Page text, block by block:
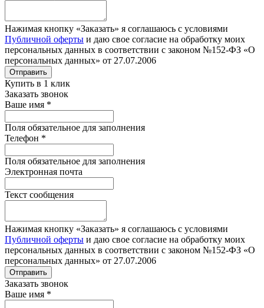
Нажимая кнопку «Заказать» я соглашаюсь с условиями
Публичной оферты и даю свое согласие на обработку моих
персональных данных в соответствии с законом №152-ФЗ «О
персональных данных» от 27.07.2006
Отправить
Купить в 1 клик
Заказать звонок
Ваше имя *
Поля обязательное для заполнения
Телефон *
Поля обязательное для заполнения
Электронная почта
Текст сообщения
Нажимая кнопку «Заказать» я соглашаюсь с условиями
Публичной оферты и даю свое согласие на обработку моих
персональных данных в соответствии с законом №152-ФЗ «О
персональных данных» от 27.07.2006
Отправить
Заказать звонок
Ваше имя *